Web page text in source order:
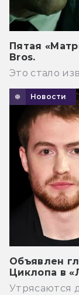
Пятая
Bros.
Это стало
Новости
Объявлен
Циклопа в
Утрясаются